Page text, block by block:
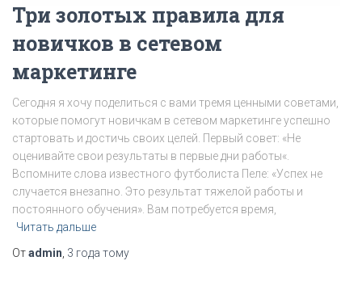
Три золотых правила для
новичков в сетевом
маркетинге
Сегодня я хочу поделиться с вами тремя ценными советами,
которые помогут новичкам в сетевом маркетинге успешно
стартовать и достичь своих целей. Первый совет: «Не
оценивайте свои результаты в первые дни работы«.
Вспомните слова известного футболиста Пеле: «Успех не
случается внезапно. Это результат тяжелой работы и
постоянного обучения». Вам потребуется время,
Читать дальше
Отadmin 3 года тому